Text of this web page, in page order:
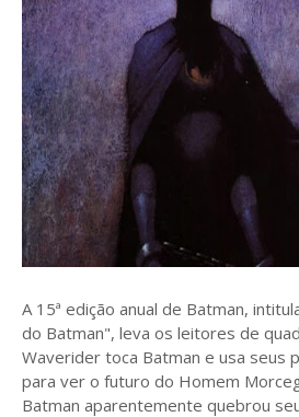
A 15ª edição anual de Batman,
do Batman", leva os leitores de
Waverider toca Batman e usa seus
para ver o futuro do Homem
Batman aparentemente quebrou